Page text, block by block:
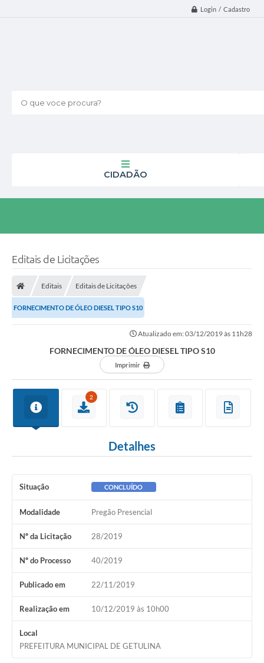
Login / Cadastro
O que voce procura?
CIDADÃO
Editais de Licitações
Editais Editais de Licitações
FORNECIMENTO DE ÓLEO DIESEL TIPO S10
Atualizado em: 03/12/2019 às 11h28
FORNECIMENTO DE ÓLEO DIESEL TIPO S10
Imprimir
2
Detalhes
Situação CONCLUÍDO
Modalidade Pregão Presencial
Nº da Licitação 28/2019
Nº do Processo 40/2019
Publicado em 22/11/2019
Realização em 10/12/2019 às 10h00
Local
PREFEITURA MUNICIPAL DE GETULINA